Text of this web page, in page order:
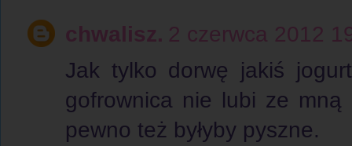
chwalisz. 2 czerwca 2012
Jak tylko dorwę jakiś
gofrownica nie lubi ze mną
pewno też byłyby pyszne.